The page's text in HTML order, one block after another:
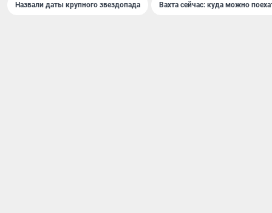
Назвали даты крупного звездопада Вахта сейчас: куда можно